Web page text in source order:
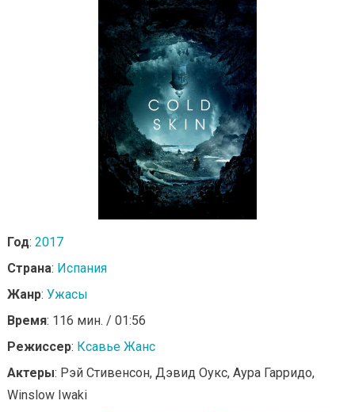
Год: 2017
Страна: Испания
Жанр: Ужасы
Время: 116 мин. / 01:56
Режиссер: Ксавье Жанс
Актеры: Рэй Стивенсон, Дэвид Оукс, Аура Гарридо,
Winslow Iwaki